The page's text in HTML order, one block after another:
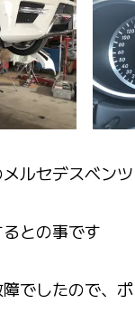
ルセデスベン
との事です
でしたので、